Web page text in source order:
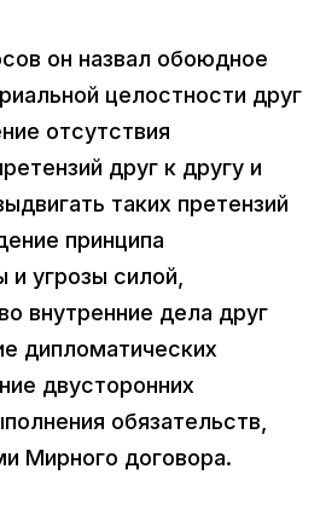
он назвал обоюдное
целостности друг
отсутствия
друг к другу и
таких претензий
принципа
угрозы силой,
внутренние дела друг
дипломатических
двусторонних
обязательств,
Мирного договора.